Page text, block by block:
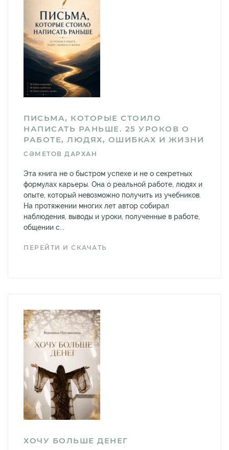
ПИСЬМА, КОТОРЫЕ СТОИЛО
НАПИСАТЬ РАНЬШЕ. 25 УРОКОВ О
РАБОТЕ, ЛЮДЯХ, ОШИБКАХ И ЖИЗНИ
СӘМЕТОВ ДАРХАН
Эта книга не о быстром успехе и не о секретных
формулах карьеры. Она о реальной работе, людях и
опыте, который невозможно получить из учебников.
На протяжении многих лет автор собирал
наблюдения, выводы и уроки, полученные в работе,
общении с...
ПЕРЕЙТИ И СКАЧАТЬ
ХОЧУ БОЛЬШЕ ДЕНЕГ